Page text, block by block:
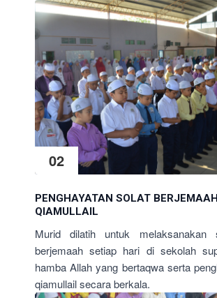
02
PENGHAYATAN SOLAT
QIAMULLAIL
Murid dilatih untuk melaksanakan
berjemaah setiap hari di sekolah
hamba Allah yang bertaqwa serta
qiamullail secara berkala.